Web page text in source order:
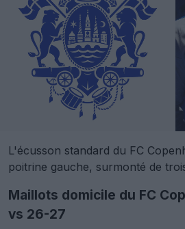
L'écusson standard du FC
poitrine gauche, surmonté de
Maillots domicile du FC
vs 26-27